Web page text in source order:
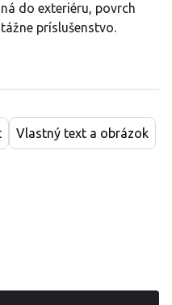
do exteriéru, povrch
príslušenstvo.
Vlastný text a obrázok